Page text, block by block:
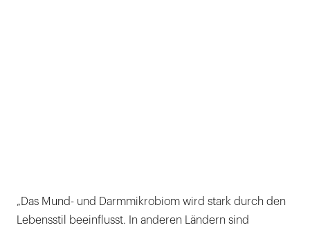
„Das Mund- und Darmmikrobiom wird stark durch den
Lebensstil beeinflusst. In anderen Ländern sind